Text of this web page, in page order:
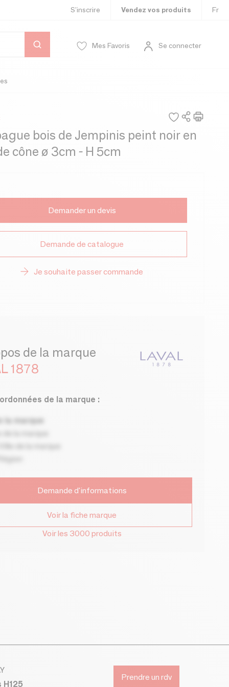
S’inscrire Vendez vos produits Fr
Mes Favoris Se connecter
bois de Jempinis peint noir en
cône ø 3cm - H 5cm
Demander un devis
Demande de catalogue
Je souhaite passer commande
de la marque
1878
de la marque :
la marque
de la marque
Demande d'informations
Voir la fiche marque
Voir les 3000 produits
Prendre un rdv